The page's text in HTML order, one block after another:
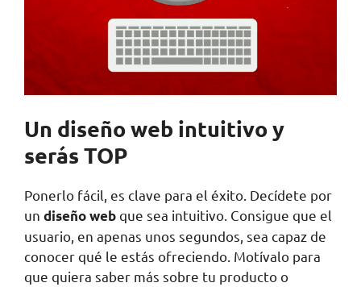
Un diseño web intuitivo y
serás TOP
Ponerlo fácil, es clave para el éxito. Decídete por
un diseño webque sea intuitivo. Consigue que el
usuario, en apenas unos segundos, sea capaz de
conocer qué le estás ofreciendo. Motívalo para
que quiera saber más sobre tu producto o